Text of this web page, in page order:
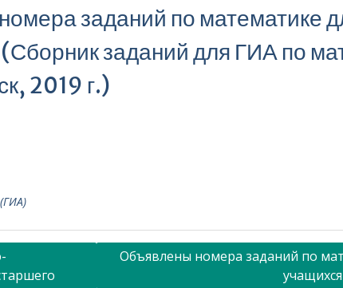
заданий по математике
заданий для ГИА по
2019 г.)
Объявлены номера заданий по